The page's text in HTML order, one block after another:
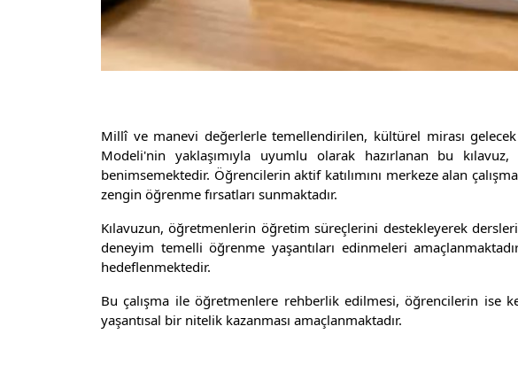
Millî ve manevi değerlerle temellendirilen, kültürel mirası
Modeli'nin yaklaşımıyla uyumlu olarak hazırlanan bu
benimsemektedir. Öğrencilerin aktif katılımını merkeze alan
zengin öğrenme fırsatları sunmaktadır.
Kılavuzun, öğretmenlerin öğretim süreçlerini destekleyerek
deneyim temelli öğrenme yaşantıları edinmeleri
hedeflenmektedir.
Bu çalışma ile öğretmenlere rehberlik edilmesi, öğrencilerin ise
yaşantısal bir nitelik kazanması amaçlanmaktadır.